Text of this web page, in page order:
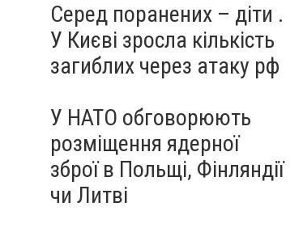
Серед поранених – діти .
У Києві зросла кількість
загиблих через атаку рф
У НАТО обговорюють
розміщення ядерної
зброї в Польщі, Фінляндії
чи Литві